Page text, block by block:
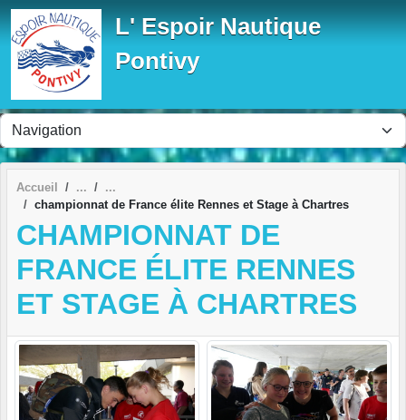
L' Espoir Nautique
Pontivy
Accueil
championnat de France élite Rennes et Stage à Chartres
CHAMPIONNAT DE
FRANCE ÉLITE RENNES
ET STAGE À CHARTRES
Panneau de gestion des cookies